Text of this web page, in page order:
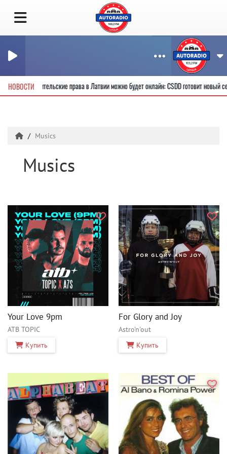
НОВОСТИ
новые водительские права в Латвии можно будет онлайн: CSDD готовит
Musics
Musics
Your Love 9pm
ATB TOPIC
Купить
For Glory and Joy
Astro'n'out
Купить